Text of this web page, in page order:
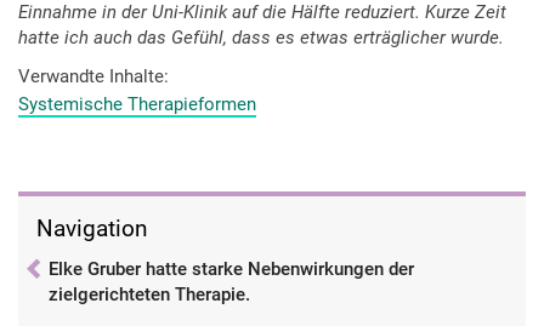
Einnahme in der Uni-Klinik auf die Hälfte reduziert. Kurze Zeit
hatte ich auch das Gefühl, dass es etwas erträglicher wurde.
Verwandte Inhalte
Systemische Therapieformen
Navigation
Elke Gruber hatte starke Nebenwirkungen der
zielgerichteten Therapie.